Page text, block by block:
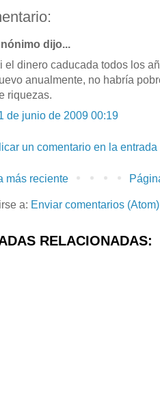
dijo...
el dinero caducada todos los
anualmente, no habría
riquezas.
de junio de 2009 00:19
un comentario en la entrada
más reciente
a: Enviar comentarios (Atom)
RELACIONADAS: